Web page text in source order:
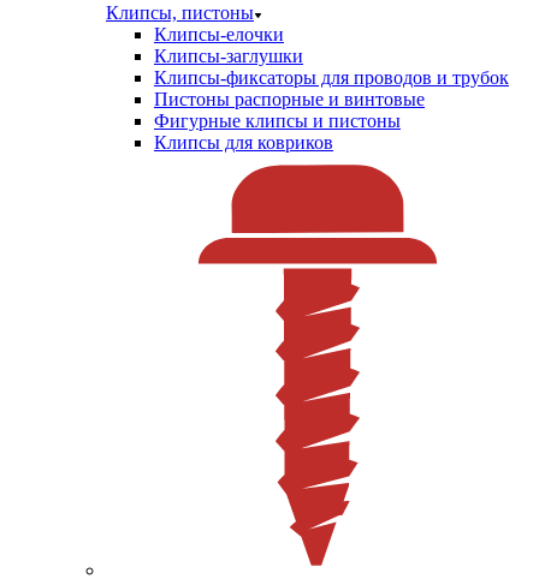
Клипсы, пистоны
Клипсы-елочки
Клипсы-заглушки
Клипсы-фиксаторы для проводов и трубок
Пистоны распорные и винтовые
Фигурные клипсы и пистоны
Клипсы для ковриков